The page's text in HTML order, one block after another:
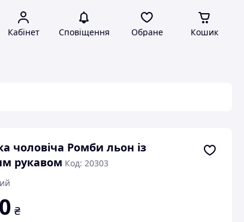
Кабінет Сповіщення Обране Кошик
чоловіча Ромби льон із
рукавом Код: 20303
₴